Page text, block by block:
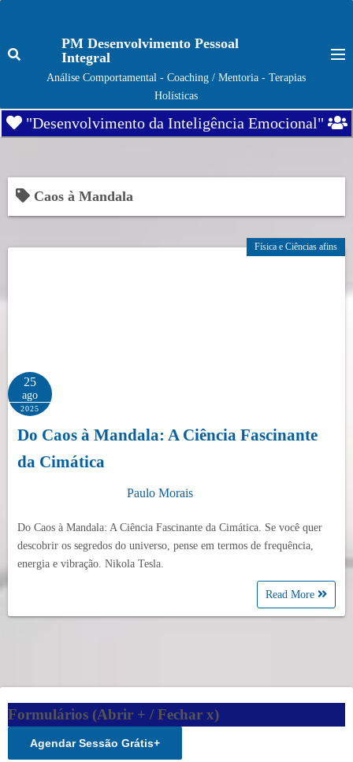
o
PM Desenvolvimento Pessoal
Integral
Análise Comportamental - Coaching / Mentoria - Terapias
Holísticas
"Desenvolvimento da Inteligência Emocional"
Caos à Mandala
Física e Ciências afins
25
ago
2025
Do Caos à Mandala: A Ciência Fascinante
da Cimática
Paulo Morais
Do Caos à Mandala: A Ciência Fascinante da Cimática. Se você quer
descobrir os segredos do universo, pense em termos de frequência,
energia e vibração. Nikola Tesla.
Read More
Formulários (Abrir + / Fechar x)
Agendar Sessão Grátis+